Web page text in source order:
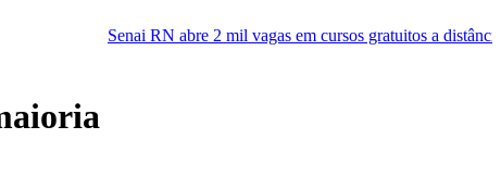
RN abre 2 mil vagas em cursos gratuitos a distância; inscrições já